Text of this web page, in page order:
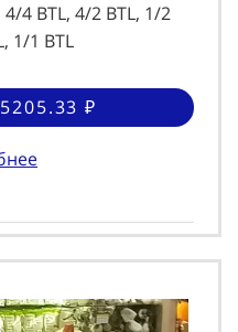
4 BTL, 4/2 BTL, 1/2
1/1 BTL
₽